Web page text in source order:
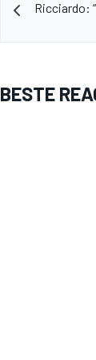
Ricciardo:
BESTE